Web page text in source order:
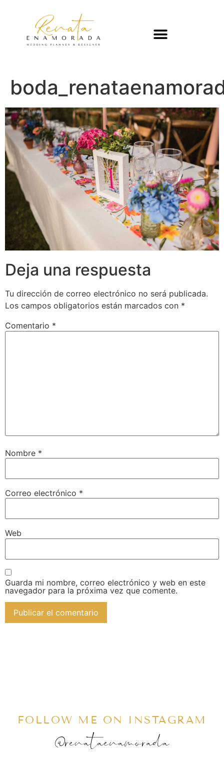
Deja una respuesta
Tu dirección de correo electrónico no será publicada.
Los campos obligatorios están marcados con *
Comentario *
Nombre *
Correo electrónico *
Web
Guarda mi nombre, correo electrónico y web en este
navegador para la próxima vez que comente.
FOLLOW ME ON INSTAGRAM
@renataenamorada